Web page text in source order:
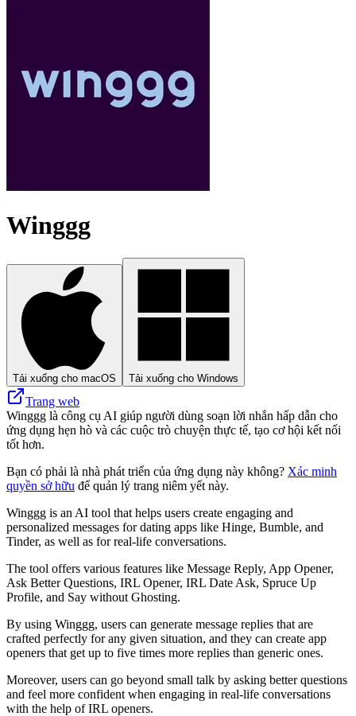
Winggg
Tải xuống cho macOS Tải xuống cho Windows
Trang web
Winggg là công cụ AI giúp người dùng soạn lời nhắn hấp dẫn cho
ứng dụng hẹn hò và các cuộc trò chuyện thực tế, tạo cơ hội kết nối
tốt hơn.
Bạn có phải là nhà phát triển của ứng dụng này không? Xác minh
quyền sở hữu để quản lý trang niêm yết này.
Winggg is an AI tool that helps users create engaging and
personalized messages for dating apps like Hinge, Bumble, and
Tinder, as well as for real-life conversations.
The tool offers various features like Message Reply, App Opener,
Ask Better Questions, IRL Opener, IRL Date Ask, Spruce Up
Profile, and Say without Ghosting.
By using Winggg, users can generate message replies that are
crafted perfectly for any given situation, and they can create app
openers that get up to five times more replies than generic ones.
Moreover, users can go beyond small talk by asking better questions
and feel more confident when engaging in real-life conversations
with the help of IRL openers.